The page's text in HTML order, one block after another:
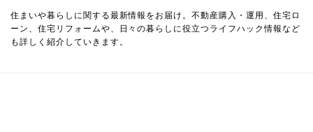
住まいや暮らしに関する最新情報をお届け。不動産購入・運用、住宅ロ
ーン、住宅リフォームや、日々の暮らしに役立つライフハック情報など
も詳しく紹介していきます。